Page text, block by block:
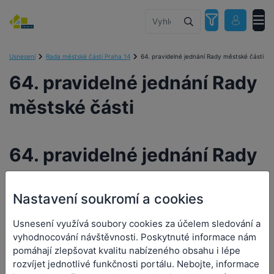
Usnesení Rada městské části Praha 14 64. pravidelné jednání Rady městské části
64. pravidelné jednání Rady
městské části
64. pravidelné jednání Rady
městské části
Datum a čas jednání:7. 10. 2024 15:00
Přílohy (0)
Nastavení soukromí a cookies
Usnesení využívá soubory cookies za účelem sledování a
vyhodnocování návštěvnosti. Poskytnuté informace nám
pomáhají zlepšovat kvalitu nabízeného obsahu i lépe
rozvíjet jednotlivé funkčnosti portálu. Nebojte, informace